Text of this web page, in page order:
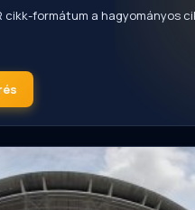
cikk-formátum a hagyományos